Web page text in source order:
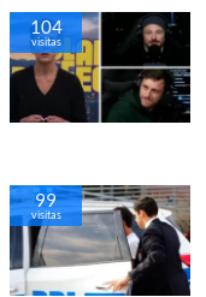
104
visitas
99
visitas